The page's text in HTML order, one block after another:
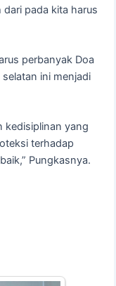
dari pada kita harus
perbanyak Doa
ini menjadi
kedisiplinan yang
terhadap
Pungkasnya.